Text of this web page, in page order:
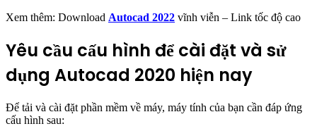
Xem thêm: Download Autocad 2022 vĩnh viễn – Link tốc độ cao
Yêu cầu cấu hình để cài đặt và sử
dụng Autocad 2020 hiện nay
Để tải và cài đặt phần mềm về máy, máy tính của bạn cần đáp ứng
cấu hình sau: